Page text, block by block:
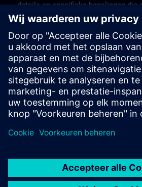
details en specifieke bepalingen die
zijn voor verschillende portfolio's of
voorwaarden, garanties,
rechten, licentiemodellen en andere
betrekking tot de portfolio.
Hier vindt u de Aanvullende
Luxemburg >